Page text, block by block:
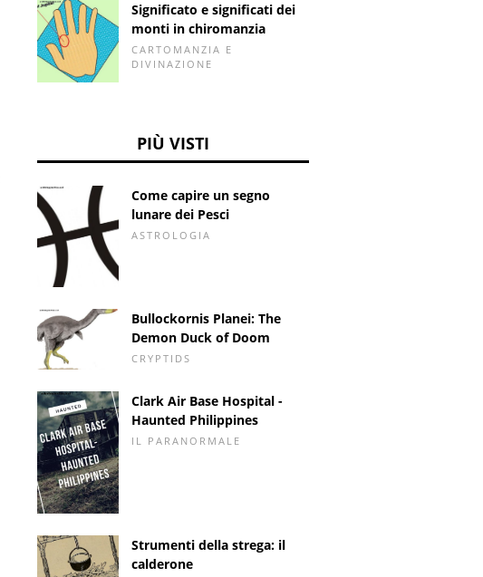
Significato e significati dei
monti in chiromanzia
CARTOMANZIA E
DIVINAZIONE
PIÙ VISTI
Come capire un segno
lunare dei Pesci
ASTROLOGIA
Bullockornis Planei: The
Demon Duck of Doom
CRYPTIDS
Clark Air Base Hospital -
Haunted Philippines
IL PARANORMALE
Strumenti della strega: il
calderone